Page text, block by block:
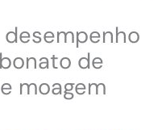
de
moagem